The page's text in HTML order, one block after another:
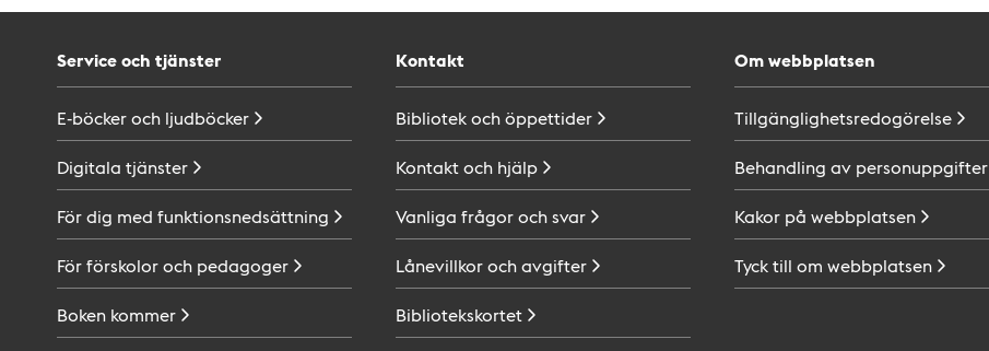
Service och tjänster
E-böcker och ljudböcker
Digitala tjänster
För dig med funktionsnedsättning
För förskolor och pedagoger
Boken kommer
Kontakt
Bibliotek ochöppettider
Kontakt och hjälp
Vanliga frågor ochsvar
Lånevillkor ochavgifter
Bibliotekskortet
Om webbplatsen
Tillgänglighetsredogörelse
Behandling av personuppgifter
Kakor på webbplatsen
Tyck till om webbplatsen